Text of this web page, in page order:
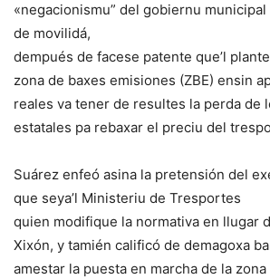
«negacionismu” del gobiernu
de movilidá,
dempués de facese patente que’l
zona de baxes emisiones (ZBE) ensin
reales va tener de resultes la perda de
estatales pa rebaxar el preciu del
Suárez enfeó asina la pretensión del
que seya’l Ministeriu de Tresportes
quien modifique la normativa en llugar
Xixón, y tamién calificó de demagoxa
amestar la puesta en marcha de la zona